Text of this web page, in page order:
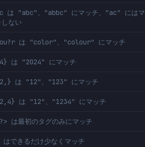
は "abc"、"abbc" にマッチ、"ac" にはマ
しない
は "color"、"colour" にマッチ
は "2024" にマッチ
は "12"、"123" にマッチ
は "12"、"1234" にマッチ
は最初のタグのみにマッチ
できるだけ少なくマッチ